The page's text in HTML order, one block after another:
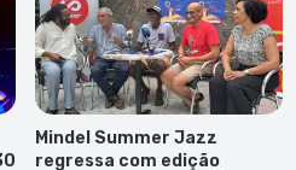
Mindel Summer Jazz
regressa com edição